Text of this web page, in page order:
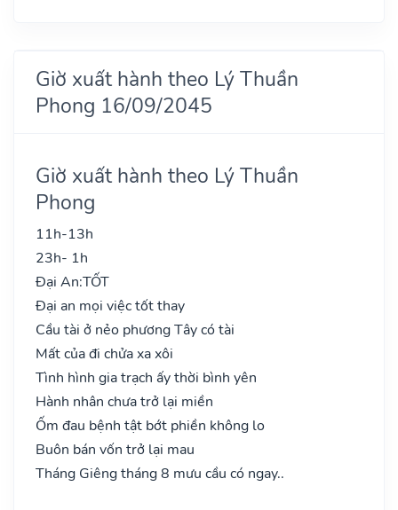
Giờ xuất hành theo Lý Thuần
Phong 16/09/2045
Giờ xuất hành theo Lý Thuần
Phong
11h-13h
23h- 1h
Đại An:TỐT
Đại an mọi việc tốt thay
Cầu tài ở nẻo phương Tây có tài
Mất của đi chửa xa xôi
Tình hình gia trạch ấy thời bình yên
Hành nhân chưa trở lại miền
Ốm đau bệnh tật bớt phiền không lo
Buôn bán vốn trở lại mau
Tháng Giêng tháng 8 mưu cầu có ngay..